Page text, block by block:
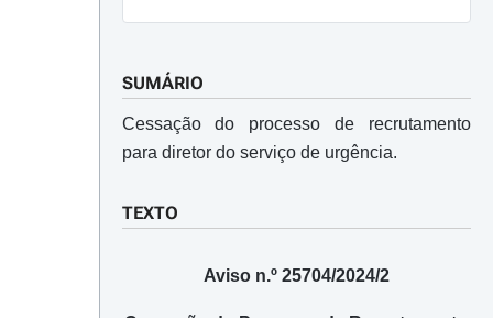
SUMÁRIO
Cessação do processo de recrutamento
para diretor do serviço de urgência.
TEXTO
Aviso n.º 25704/2024/2